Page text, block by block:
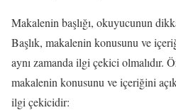
Makalenin başlığı, okuyucunun
Başlık, makalenin konusunu ve
aynı zamanda ilgi çekici olmalıdır.
makalenin konusunu ve içeriğini
ilgi çekicidir: